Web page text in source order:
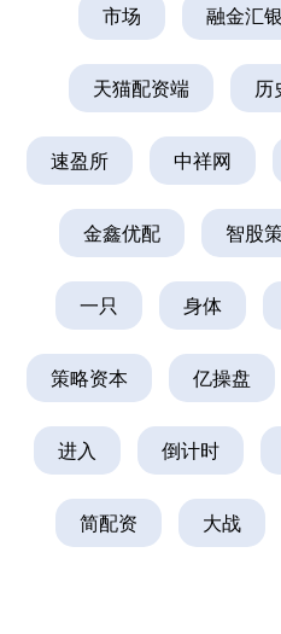
市场 融金汇银
天猫配资端 历
速盈所 中祥网
金鑫优配 智股
一只 身体
策略资本 亿操盘
进入 倒计时
简配资 大战